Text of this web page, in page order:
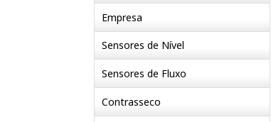
Empresa
Sensores de Nível
Sensores de Fluxo
Contrasseco